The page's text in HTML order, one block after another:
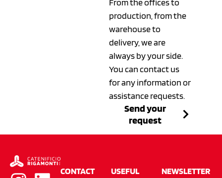
production, from the
warehouse to
delivery, we are
always by your side.
You can contact us
for any information or
assistance requests.
Send your
request
CONTACT
USEFUL
NEWSLETTER